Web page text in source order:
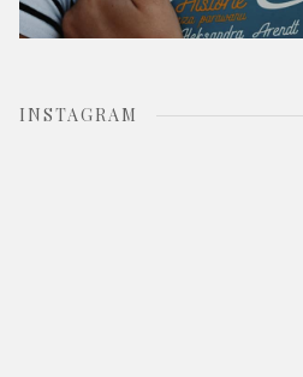
INSTAGRAM